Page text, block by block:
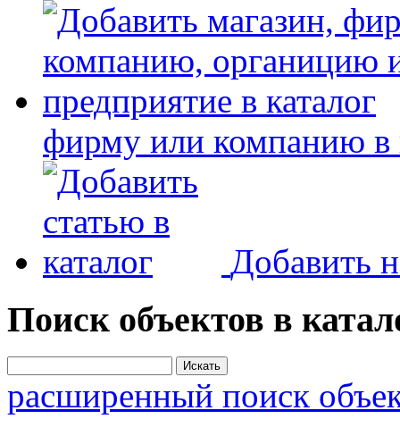
фирму или компанию в
Добавить
Поиск объектов в
расширенный поиск